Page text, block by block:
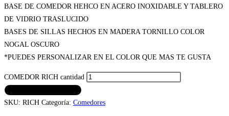
BASE DE COMEDOR HEHCO EN ACERO INOXIDABLE Y TABLERO
DE VIDRIO TRASLUCIDO
BASES DE SILLAS HECHOS EN MADERA TORNILLO COLOR
NOGAL OSCURO
*PUEDES PERSONALIZAR EN EL COLOR QUE MAS TE GUSTA
COMEDOR RICH cantidad
SKU: RICH Categoría: Comedores